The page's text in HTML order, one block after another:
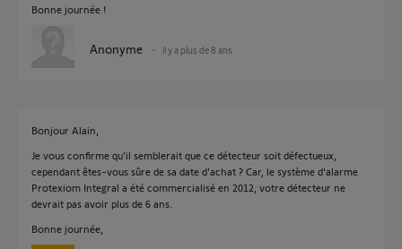
Bonne journée !
Anonyme il y a plus de 8 ans
Bonjour Alain,
Je vous confirme qu'il semblerait que ce détecteur soit défectueux,
cependant êtes-vous sûre de sa date d'achat ? Car, le système d'alarme
Protexiom Integral a été commercialisé en 2012, votre détecteur ne
devrait pas avoir plus de 6 ans.
Bonne journée,